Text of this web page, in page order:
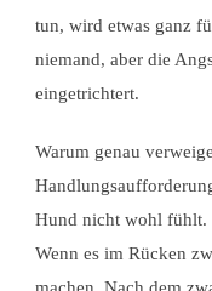
tun, wird etwas ganz
niemand, aber die
eingetrichtert.
Warum genau
Hund nicht wohl fühlt.
Wenn es im Rücken